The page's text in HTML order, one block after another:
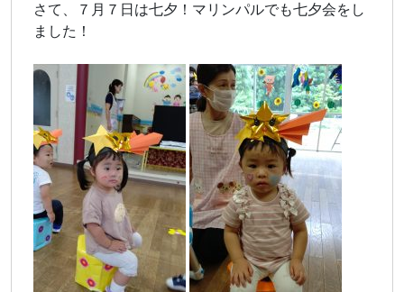
さて、７月７日は七夕！マリンパルでも七夕会をし
ました！